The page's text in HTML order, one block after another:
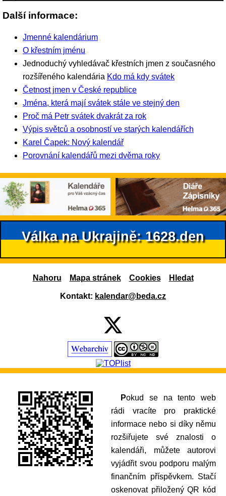
Další informace:
Jmenné kalendárium
O křestním jménu
Jednoduchý vyhledávač křestních jmen z současného
rozšířeného kalendária Kdo má kdy svátek
Četnost jmen v České republice
Jména, která mají svátek stále ve stejný den
Proč má Petr svátek dvakrát za rok
Výpis světců a osobností ve starých kalendářích
Karel Čapek: Nový kalendář
Porovnání kalendářů mezi dvěma roky
Válka na Ukrajině: 1628.den
Nahoru Mapa stránek Cookies Hledat
Kontakt: kalendar@beda.cz
Pokud se na tento web
rádi vracíte pro praktické
informace nebo si díky němu
rozšiřujete své znalosti o
kalendáři, můžete autorovi
vyjádřit svou podporu malým
finančním příspěvkem. Stačí
oskenovat přiložený QR kód